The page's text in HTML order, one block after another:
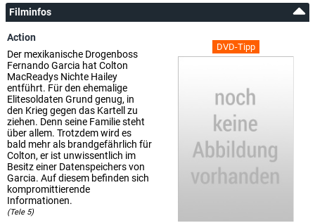
Filminfos
DVD-Tipp
Action
Der mexikanische Drogenboss
Fernando Garcia hat Colton
MacReadys Nichte Hailey
entführt. Für den ehemalige
Elitesoldaten Grund genug, in
den Krieg gegen das Kartell zu
ziehen. Denn seine Familie steht
über allem. Trotzdem wird es
bald mehr als brandgefährlich für
Colton, er ist unwissentlich im
Besitz einer Datenspeichers von
Garcia. Auf diesem befinden sich
kompromittierende
Informationen.
(Tele 5)